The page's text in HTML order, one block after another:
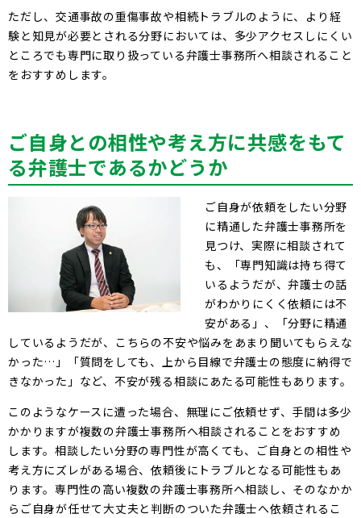
ただし、交通事故の重傷事故や相続トラブルのように、より経
験と知見が必要とされる分野においては、多少アクセスしにくい
ところでも専門に取り扱っている弁護士事務所へ相談されること
をおすすめします。
ご自身との相性や考え方に共感をもて
る弁護士であるかどうか
ご自身が依頼をしたい分野
に精通した弁護士事務所を
見つけ、実際に相談されて
も、「専門知識は持ち得て
いるようだが、弁護士の話
がわかりにくく依頼には不
安がある」、「分野に精通
しているようだが、こちらの不安や悩みをあまり聞いてもらえな
かった…」「質問をしても、上から目線で弁護士の態度に納得で
きなかった」など、不安が残る相談にあたる可能性もあります。
このようなケースに遭った場合、無理にご依頼せず、手間は多少
かかりますが複数の弁護士事務所へ相談されることをおすすめ
します。相談したい分野の専門性が高くても、ご自身との相性や
考え方にズレがある場合、依頼後にトラブルとなる可能性もあ
ります。専門性の高い複数の弁護士事務所へ相談し、そのなかか
らご自身が任せて大丈夫と判断のついた弁護士へ依頼されるこ